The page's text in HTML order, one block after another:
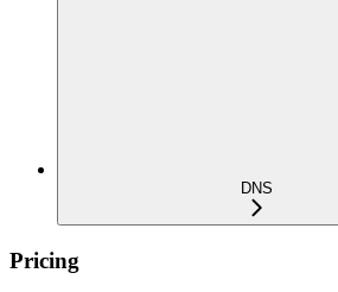
DNS
Pricing